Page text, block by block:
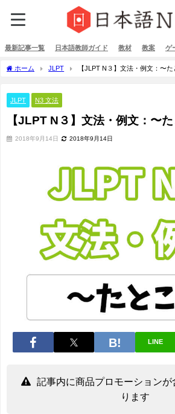
最新記事一覧 日本語教師ガイド 教材 教案 ゲ
ホーム JLPT 【JLPT N３】文法・例文：〜た
JLPT N3 文法
【JLPT N３】文法・例文：〜
2018年9月14日 2018年9月14日
LINE
記事内に商品プロモーションが
ります